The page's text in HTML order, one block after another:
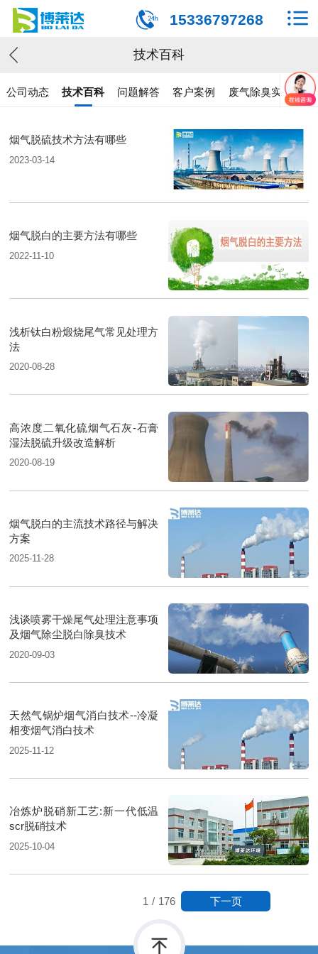
15336797268
技术百科
公司动态 技术百科 问题解答 客户案例 废气除臭实验
烟气脱硫技术方法有哪些
2023-03-14
烟气脱白的主要方法有哪些
2022-11-10
浅析钛白粉煅烧尾气常见处理方
法
2020-08-28
高浓度二氧化硫烟气石灰-石膏
湿法脱硫升级改造解析
2020-08-19
烟气脱白的主流技术路径与解决
方案
2025-11-28
浅谈喷雾干燥尾气处理注意事项
及烟气除尘脱白除臭技术
2020-09-03
天然气锅炉烟气消白技术--冷凝
相变烟气消白技术
2025-11-12
冶炼炉脱硝新工艺:新一代低温
scr脱硝技术
2025-10-04
1 / 176 下一页